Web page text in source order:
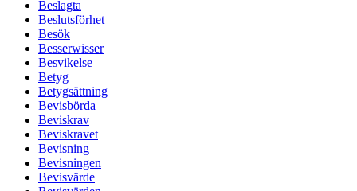
Beslagta
Beslutsförhet
Besök
Besserwisser
Besvikelse
Betyg
Betygsättning
Bevisbörda
Beviskrav
Beviskravet
Bevisning
Bevisningen
Bevisvärde